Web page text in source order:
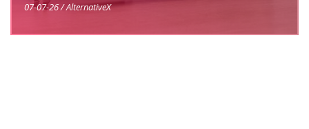
07-07-26 / AlternativeX